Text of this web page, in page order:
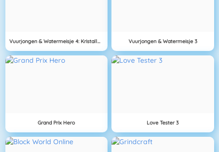
Vuurjongen & Watermeisje 4: Kristallen Tempel Vuurjongen & Watermeisje 3
Grand Prix Hero Love Tester 3